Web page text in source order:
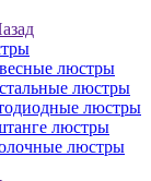
люстры
люстры
люстры
люстры
люстры